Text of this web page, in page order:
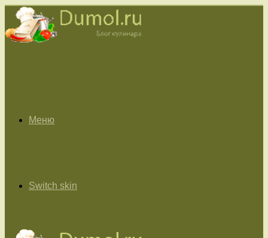
Меню
Switch skin